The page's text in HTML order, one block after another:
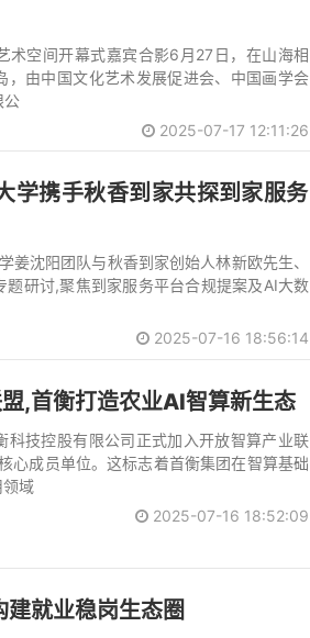
术空间开幕式嘉宾合影6月27日，在山海相
，由中国文化艺术发展促进会、中国画学会
公
2025-07-17 12:11:26
学携手秋香到家共探到家服务
姜沈阳团队与秋香到家创始人林新欧先生、
题研讨,聚焦到家服务平台合规提案及AI大数
2025-07-16 18:56:14
,首衡打造农业AI智算新生态
科技控股有限公司正式加入开放智算产业联
心成员单位。这标志着首衡集团在智算基础
域
2025-07-16 18:52:09
就业稳岗生态圈